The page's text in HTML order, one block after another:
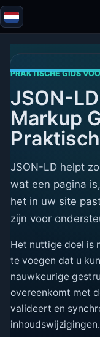
Blazor
Tools
Tests &
PRAKTISCHE GIDS
JSON-
Markup
JSON-LD helpt
wat een pagina
het in uw site
zijn voor
Het nuttige doel is
te voegen dat u
nauwkeurige
overeenkomt met
valideert en
inhoudswijzigingen.